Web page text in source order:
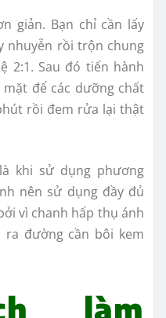
giản. Bạn chỉ cần lấy
nhuyễn rồi trộn chung
2:1. Sau đó tiến hành
mặt để các dưỡng chất
rồi đem rửa lại thật
khi sử dụng phương
nên sử dụng đầy đủ
vì chanh hấp thụ ánh
đường cần bôi kem
làm